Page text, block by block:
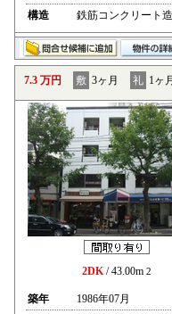
構造
鉄筋コンクリート造
7.3 万円 敷 3ヶ月 礼 1ヶ月
2DK/ 43.00m 2
築年
1986年07月